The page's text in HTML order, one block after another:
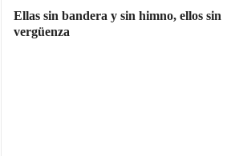
Ellas sin bandera y sin himno, ellos sin
vergüenza